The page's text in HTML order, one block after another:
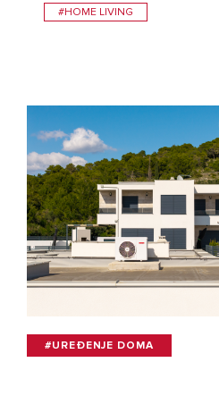
#HOME LIVING
#UREĐENJE DOMA